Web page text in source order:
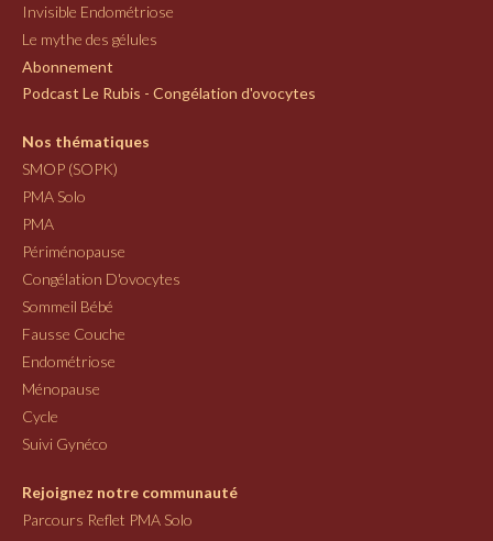
Invisible Endométriose
Le mythe des gélules
Abonnement
Podcast Le Rubis - Congélation d'ovocytes
Nos thématiques
SMOP (SOPK)
PMA Solo
PMA
Périménopause
Congélation D'ovocytes
Sommeil Bébé
Fausse Couche
Endométriose
Ménopause
Cycle
Suivi Gynéco
Rejoignez notre communauté
Parcours Reflet PMA Solo